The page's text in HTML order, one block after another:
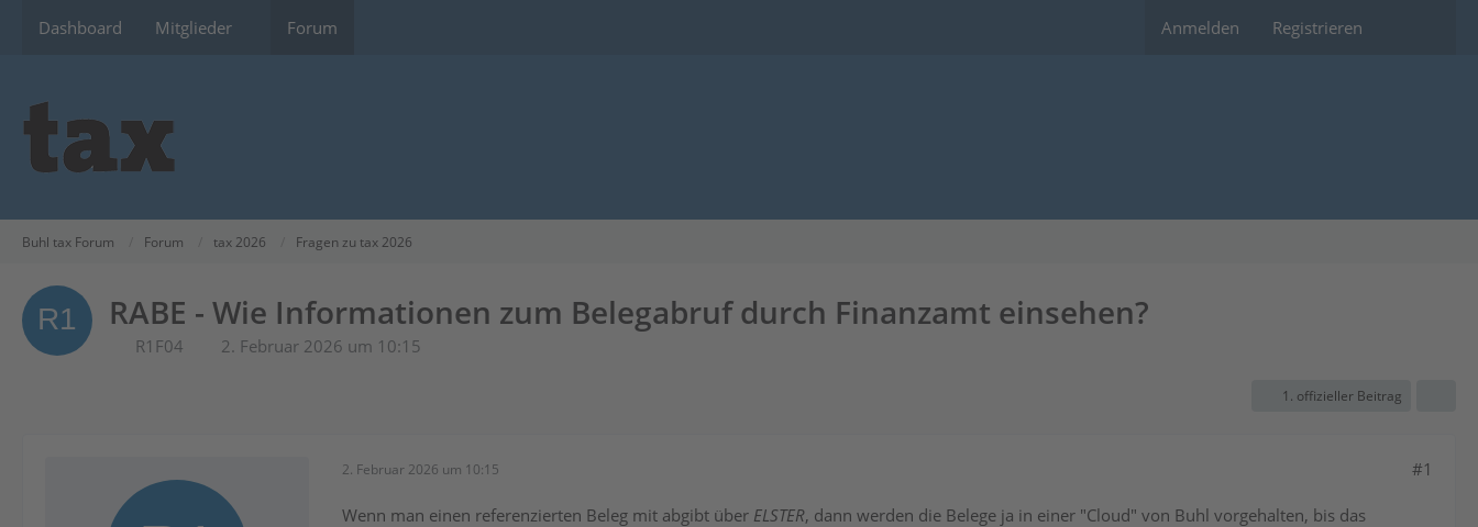
Dashboard Mitglieder Forum Anmelden Registrieren
Buhl tax Forum Forum tax 2026 Fragen zu tax 2026
RABE - Wie Informationen zum Belegabruf durch Finanzamt einsehen?
R1F04 2. Februar 2026 um 10:15
1. offizieller Beitrag
2. Februar 2026 um 10:15 #1
Wenn man einen referenzierten Beleg mit abgibt über ELSTER, dann werden die Belege ja in einer "Cloud" von Buhl vorgehalten, bis das